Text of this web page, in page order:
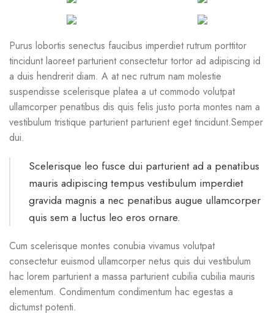
Purus lobortis senectus faucibus imperdiet rutrum porttitor
tincidunt laoreet parturient consectetur tortor ad adipiscing id
a duis hendrerit diam. A at nec rutrum nam molestie
suspendisse scelerisque platea a ut commodo volutpat
ullamcorper penatibus dis quis felis justo porta montes nam a
vestibulum tristique parturient parturient eget tincidunt.Semper
dui.
Scelerisque leo fusce dui parturient ad a penatibus
mauris adipiscing tempus vestibulum imperdiet
gravida magnis a nec penatibus augue ullamcorper
quis sem a luctus leo eros ornare.
Cum scelerisque montes conubia vivamus volutpat
consectetur euismod ullamcorper netus quis dui vestibulum
hac lorem parturient a massa parturient cubilia cubilia mauris
elementum. Condimentum condimentum hac egestas a
dictumst potenti.